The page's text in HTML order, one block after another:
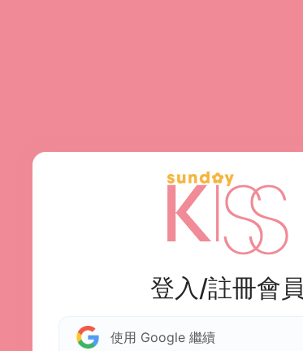
登入/註冊會員
使用 Google 繼續